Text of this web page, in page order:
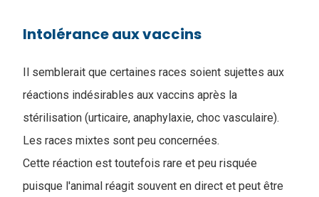
Intolérance aux vaccins
Il semblerait que certaines races soient sujettes aux
réactions indésirables aux vaccins après la
stérilisation (urticaire, anaphylaxie, choc vasculaire).
Les races mixtes sont peu concernées.
Cette réaction est toutefois rare et peu risquée
puisque l'animal réagit souvent en direct et peut être